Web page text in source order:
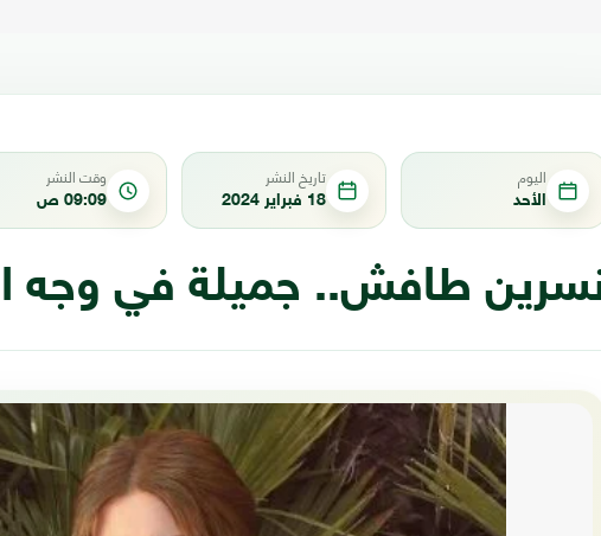
اليوم
الأحد
تاريخ النشر
18 فبراير 2024
وقت النشر
09:09 ص
طافش.. جميلة في وجه